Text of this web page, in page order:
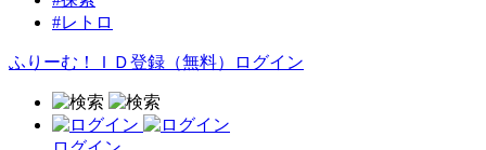
#レトロ
ふりーむ！ＩＤ登録（無料） ログイン